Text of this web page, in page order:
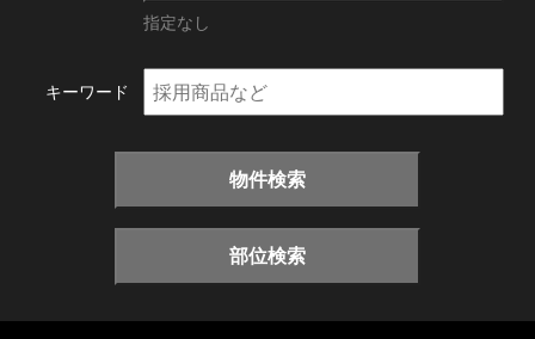
指定なし
キーワード
物件検索
部位検索